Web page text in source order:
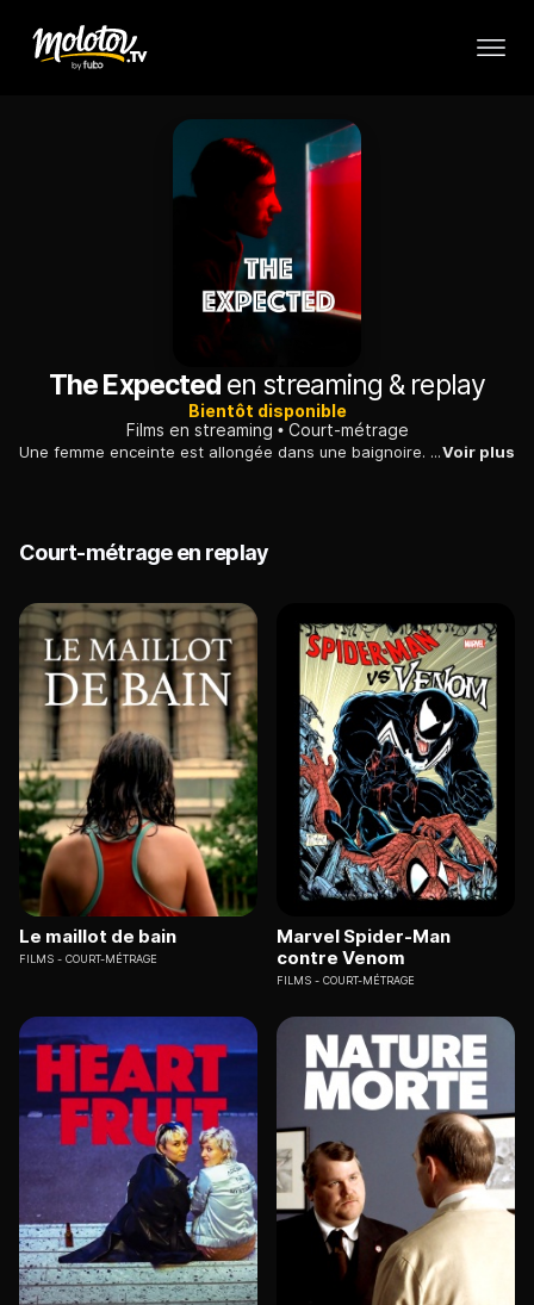
The Expected en streaming & replay
Bientôt disponible
Films en streaming
Court-métrage
Une femme enceinte est allongée dans une baignoire. Un homme prépare le petit déjeuner dans la cuisine. Soudain, la femme commence à saigner.Voir plus
Court-métrage en replay
Le maillot de bain
FILMS COURT-MÉTRAGE
Marvel Spider-Man
contre Venom
FILMS COURT-MÉTRAGE